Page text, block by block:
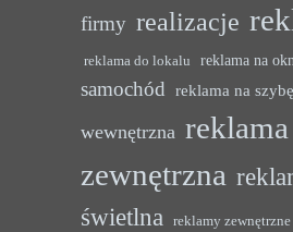
firmy realizacje
reklama do lokalu reklama na
samochód reklama na szybę
wewnętrzna reklama
zewnętrzna
świetlna
reklamy zewnętrzne